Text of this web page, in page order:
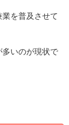
を普及させて
多いのが現状で